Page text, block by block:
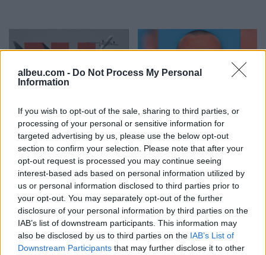
albeu.com - Do Not Process My Personal
Information
If you wish to opt-out of the sale, sharing to third parties, or
processing of your personal or sensitive information for
targeted advertising by us, please use the below opt-out
section to confirm your selection. Please note that after your
opt-out request is processed you may continue seeing
interest-based ads based on personal information utilized by
us or personal information disclosed to third parties prior to
your opt-out. You may separately opt-out of the further
disclosure of your personal information by third parties on the
IAB’s list of downstream participants. This information may
also be disclosed by us to third parties on the IAB’s List of
Downstream Participants that may further disclose it to other
BIRN: Dështimi i
paralajmëruar i aeroportit
të Vlorës rrezikon qindra
milionë euro në arbitrazh
Hetimet për vrasjen e
Edmond Sulës, kontrolle
në Bërxullë dhe
shoqërime personash për
t’u marrë në pyetje
Mediat në Iran: Mojtaba
Mësuesja ime u qëllua